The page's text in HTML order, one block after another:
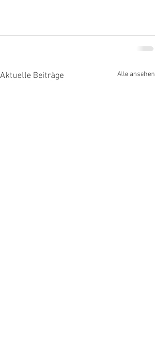
Aktuelle Beiträge Alle ansehen